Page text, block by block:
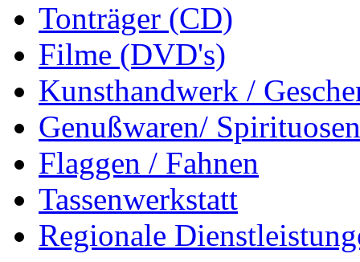
Tonträger (CD)
Filme (DVD's)
Kunsthandwerk /
Genußwaren/ Spirituosen
Flaggen / Fahnen
Tassenwerkstatt
Regionale